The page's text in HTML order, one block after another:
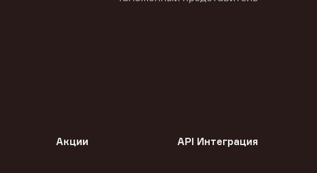
Акции API Интеграция